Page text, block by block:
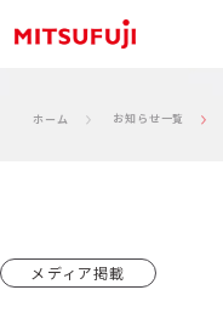
ホーム お知らせ一覧
メディア掲載